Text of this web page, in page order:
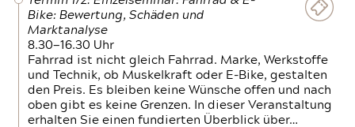
Bike: Bewertung, Schäden und
Marktanalyse
8.30—16.30 Uhr
Fahrrad ist nicht gleich Fahrrad. Marke, Werkstoffe
und Technik, ob Muskelkraft oder E-Bike, gestalten
den Preis. Es bleiben keine Wünsche offen und nach
oben gibt es keine Grenzen. In dieser Veranstaltung
erhalten Sie einen fundierten Überblick über…